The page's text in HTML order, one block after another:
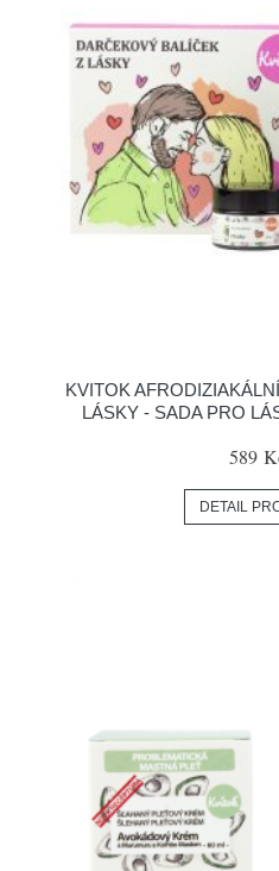
KVITOK
LÁSKY - SADA PRO
589
DETAIL